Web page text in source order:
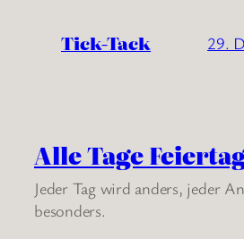
Tick-Tack 29.
Alle Tage
Jeder Tag wird anders, jeder
besonders.